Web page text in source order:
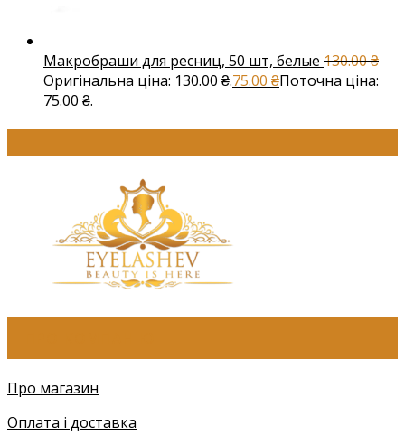
Макробраши для ресниц, 50 шт, белые 130.00₴
Оригінальна ціна: 130.00 ₴.75.00 ₴Поточна ціна:
75.00 ₴.
Про магазин
Оплата і доставка